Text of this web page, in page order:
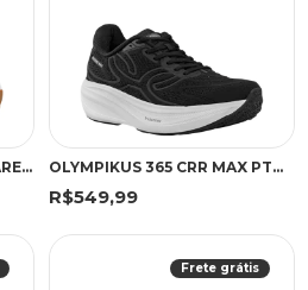
OLYMPIKUS 365 CRR MAX ARENITO 45 AXY 365 ARENITO OLYMPIKUS 365 CRR MAX PTO/GFT 45 PGT 365 PRETO/GRAFITE
R$549,99
Frete grátis